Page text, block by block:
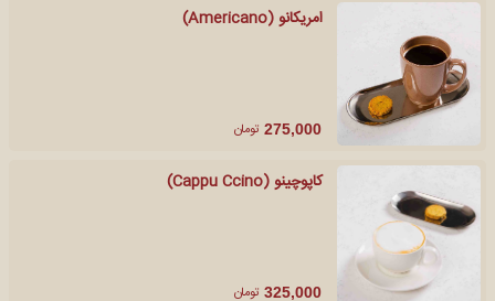
امریکانو (Americano)
275,000 تومان
کاپوچینو (Cappu Ccino)
325,000 تومان